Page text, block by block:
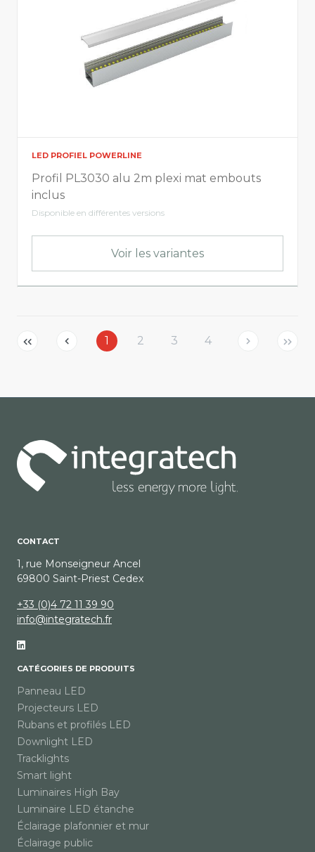
LED PROFIEL POWERLINE
Profil PL3030 alu 2m plexi mat embouts
inclus
Disponible en différentes versions
Voir les variantes
1 2 3 4
CONTACT
1, rue Monseigneur Ancel
69800 Saint-Priest Cedex
+33 (0)4 72 11 39 90
info@integratech.fr
CATÉGORIES DE PRODUITS
Panneau LED
Projecteurs LED
Rubans et profilés LED
Downlight LED
Tracklights
Smart light
Luminaires High Bay
Luminaire LED étanche
Éclairage plafonnier et mur
Éclairage public